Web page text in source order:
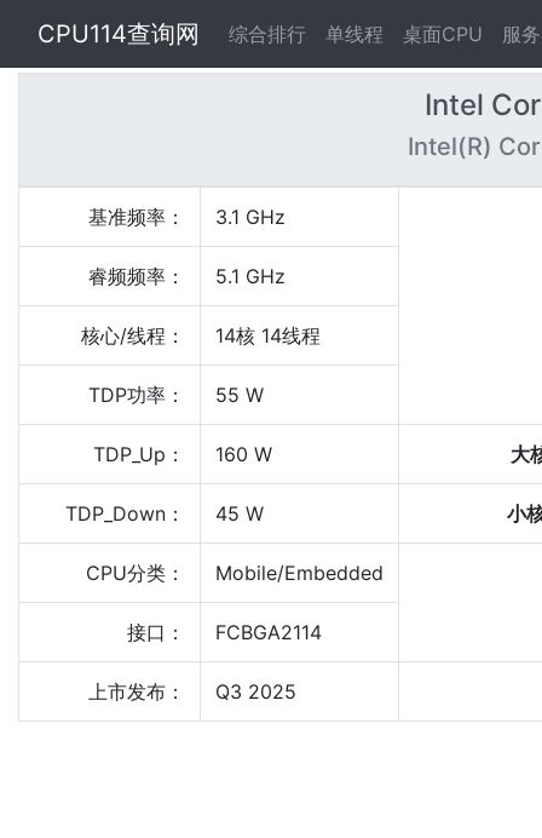
CPU114查询网 综合排行 单线程 桌面CPU 服
Intel
Intel(R)
基准频率： 3.1 GHz
睿频频率： 5.1 GHz
核心/线程： 14核 14线程
TDP功率： 55 W
TDP_Up： 160 W 大
TDP_Down： 45 W 小
CPU分类： Mobile/Embedded
接口： FCBGA2114
上市发布： Q3 2025